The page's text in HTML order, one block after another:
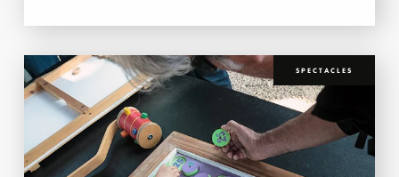
SPECTACLES